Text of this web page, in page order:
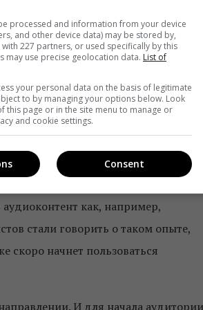
составляет 121 млн, что на
Готовы ли они к этому? Есть
же они вообще не видят смысла в
как, например,
стали говорить о таком опыте,
скоро начнет пользоваться
И для начала аудитории
processed and information from your device
and other device data) may be stored by,
227 partners, or used specifically by this
may use precise geolocation data. List of
your personal data on the basis of legitimate
to by managing your options below. Look
this page or in the site menu to manage or
and cookie settings.
Consent